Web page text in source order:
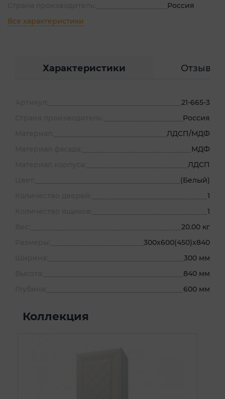
Россия
Все характеристики
Характеристики Отзывы
21-665-3
Россия
ЛДСП/МДФ
МДФ
ЛДСП
(Белый)
1
1
20.00 кг
300х600(450)х840
300 мм
840 мм
600 мм
Коллекция